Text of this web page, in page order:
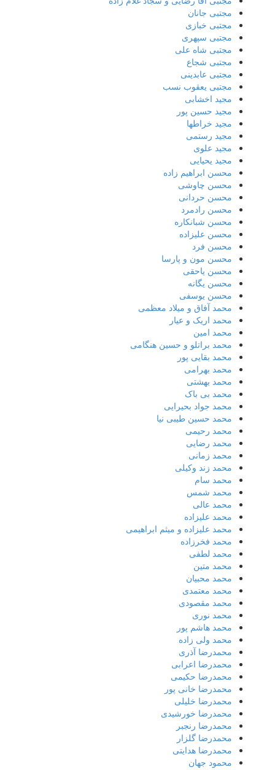
مجتبی جانان
مجتبی خبازی
مجتبی سپهری
مجتبی شاه علی
مجتبی شجاع
مجتبی عابدینی
مجتبی یعقوب نسب
مجید اخشابی
مجید حسین پور
مجید خراطها
مجید رستمی
مجید علوی
مجید یحیایی
محسن ابراهیم زاده
محسن چاوشی
محسن حردانی
محسن رادمرد
محسن شبانکاره
محسن علیزاده
محسن فرد
محسن مون و پارسا
محسن یاحقی
محسن یگانه
محسن یوسفی
محمد آفاق و میلاد معظمی
محمد اریک و عیار
محمد امین
محمد براتلو و حسین هنگامی
محمد بقایی پور
محمد بهرامی
محمد بهشتی
محمد بی باک
محمد جواد بحیرایی
محمد حسین طیبی نیا
محمد رحیمی
محمد رضایی
محمد زمانی
محمد زند وکیلی
محمد سام
محمد شمس
محمد عالی
محمد علیزاده
محمد علیزاده و میثم ابراهیمی
محمد فخرزاده
محمد لطفی
محمد متین
محمد محبیان
محمد معتمدی
محمد مقصودی
محمد نوری
محمد هاشم پور
محمد ولی زاده
محمدرضا آذری
محمدرضا اعرابی
محمدرضا حکیمی
محمدرضا خانی پور
محمدرضا خلیلی
محمدرضا خورشیدی
محمدرضا رنجبر
محمدرضا گلزار
محمدرضا هدایتی
محمود جهان